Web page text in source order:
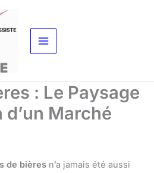
: Le Paysage
Marché
de bières n’a jamais été aussi